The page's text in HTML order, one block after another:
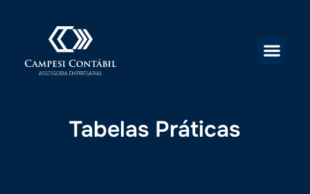
Tabelas Práticas